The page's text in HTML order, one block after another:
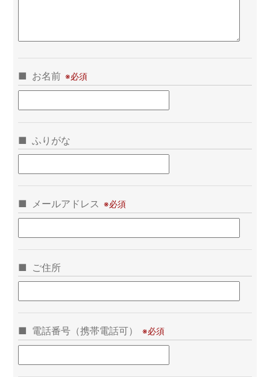
お名前
ふりがな
メールアドレス
ご住所
電話番号（携帯電話可）